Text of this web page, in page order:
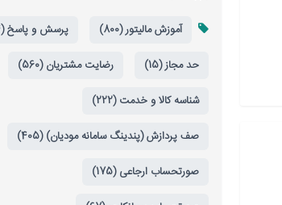
آموزش مالیتور (800)
پرسش و پاسخ (1064)
حد مجاز (15)
رضایت مشتریان (560)
شناسه کالا و خدمت (222)
صف پردازش (پندینگ سامانه مودیان) (405)
صورتحساب ارجاعی (175)